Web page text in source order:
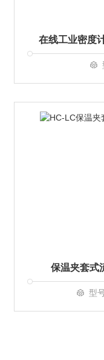
保温夹套式
型